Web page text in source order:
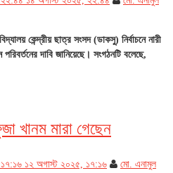
কেন্দ্রীয় ছাত্র সংসদ (ডাকসু) নির্বাচনে নারী
পরিবর্তনের দাবি জানিয়েছে। সংগঠনটি বলেছে,
খানম মারা গেছেন
১২ অগাস্ট ২০২৫, ১৭:১৬
মো. এনামুল